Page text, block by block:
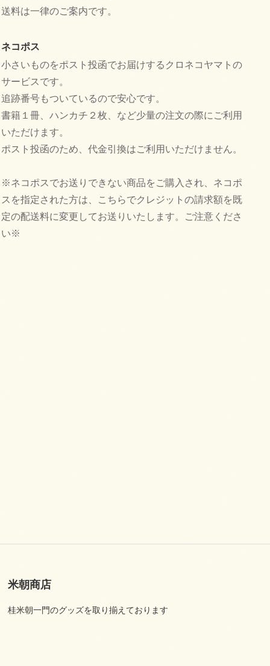
送料は一律のご案内です。
ネコポス
小さいものをポスト投函でお届けするクロネコヤマトの
サービスです。
追跡番号もついているので安心です。
書籍１冊、ハンカチ２枚、など少量の注文の際にご利用
いただけます。
ポスト投函のため、代金引換はご利用いただけません。
※ネコポスでお送りできない商品をご購入され、ネコポ
スを指定された方は、こちらでクレジットの請求額を既
定の配送料に変更してお送りいたします。ご注意くださ
い※
米朝商店
桂米朝一門のグッズを取り揃えております